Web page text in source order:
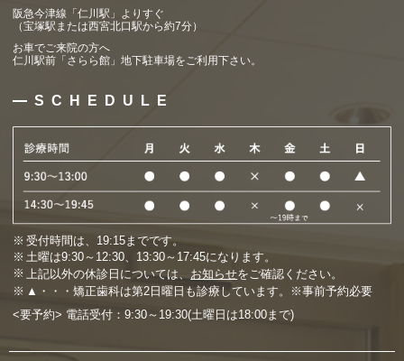
阪急今津線「仁川駅」よりすぐ
（宝塚駅または西宮北口駅から約7分）
お車でご来院の方へ
仁川駅前「さらら館」地下駐車場をご利用下さい。
SCHEDULE
受付時間は、19:15までです。
土曜は9:30～12:30、13:30～17:45になります。
上記以外の休診日については、 お知らせをご確認ください。
▲・・・矯正歯科は第2日曜日も診療しています。※事前予約必要
<要予約> 電話受付：9:30～19:30(土曜日は18:00まで)